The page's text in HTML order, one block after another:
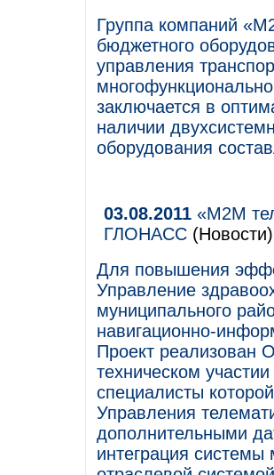
Группа компаний
бюджетного
управления
заключается в
наличии
оборудования
03.08.2011 «М2М
ГЛОНАСС (Новости)
Для повышения
Управление
муниципального
навигационно-
Проект реализован
техническом
специалисты
Управления
дополнительными
интеграция системы